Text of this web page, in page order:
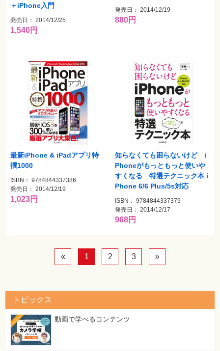
＋iPhone入門
発売日： 2014/12/25
1,540円
発売日： 2014/12/19
880円
最新iPhone & iPadアプリ特
撰1000
ISBN： 9784844337386
発売日： 2014/12/19
1,023円
知らなくても困らないけど i
Phoneがもっともっと使いや
すくなる 特選テクニック本 i
Phone 6/6 Plus/5s対応
ISBN： 9784844337379
発売日： 2014/12/17
968円
« 1 2 3 »
トピックス
動画で学べるコンテンツ